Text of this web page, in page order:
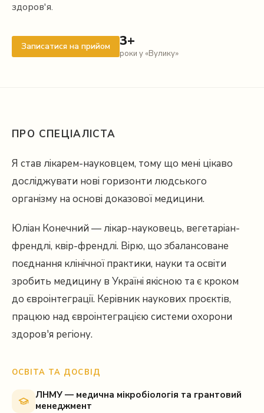
здоров'я.
Записатися на прийом 3+
роки у «Вулику»
ПРО СПЕЦІАЛІСТА
Я став лікарем-науковцем, тому що мені цікаво
досліджувати нові горизонти людського
організму на основі доказової медицини.
Юліан Конечний — лікар-науковець, вегетаріан-
френдлі, квір-френдлі. Вірю, що збалансоване
поєднання клінічної практики, науки та освіти
зробить медицину в Україні якісною та є кроком
до євроінтеграції. Керівник наукових проєктів,
працюю над євроінтеграцією системи охорони
здоров'я регіону.
ОСВІТА ТА ДОСВІД
ЛНМУ — медична мікробіологія та грантовий
менеджмент